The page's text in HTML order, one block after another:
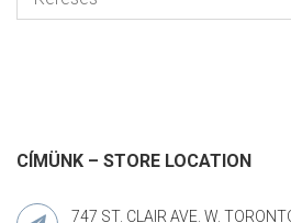
CÍMÜNK – STORE LOCATION
747 ST. CLAIR AVE. W.